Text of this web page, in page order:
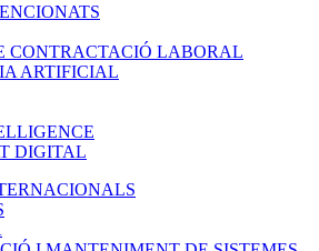
CONTRACTACIÓ LABORAL
ARTIFICIAL
DIGITAL